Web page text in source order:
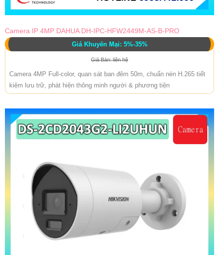
Camera IP 4MP DAHUA DH-IPC-HFW2449M-AS-B-PRO
Giá Khuyến Mại: 5%-35%
Giá Bán: liên hệ
Camera 4MP Full-color, quan sát ban đêm 50m, chuẩn nén H.265 tiết
kiệm lưu trữ, phát hiện thông minh người & phương tiện